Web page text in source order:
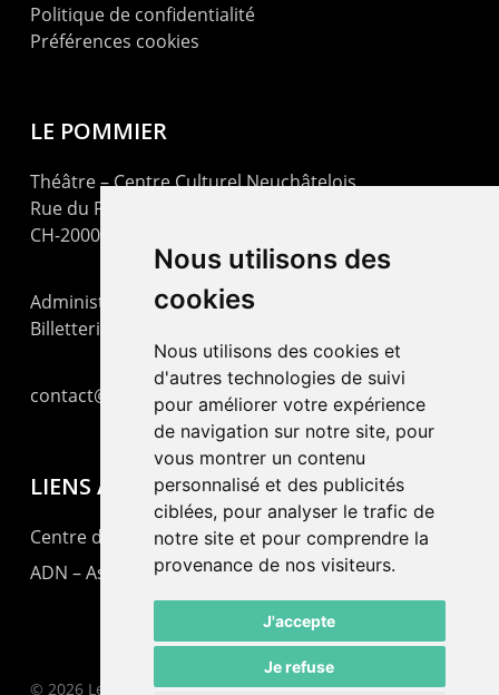
Nous utilisons des
cookies
Nous utilisons des cookies et
d'autres technologies de suivi
pour améliorer votre expérience
de navigation sur notre site, pour
vous montrer un contenu
personnalisé et des publicités
ciblées, pour analyser le trafic de
notre site et pour comprendre la
provenance de nos visiteurs.
J'accepte
Je refuse
Politique de confidentialité
Préférences cookies
LE POMMIER
Théâtre – Centre Culturel Neuchâtelois
Rue du Pommier 9
CH-2000 Neuchâtel
Administration : +41 32 725 03 03
Billetterie : +41 32 725 05 05
contact@lepommier.ch
LIENS AMIS
Centre de culture ABC
ADN – Association Danse Neuchâtel
© 2026 Le Pommier.